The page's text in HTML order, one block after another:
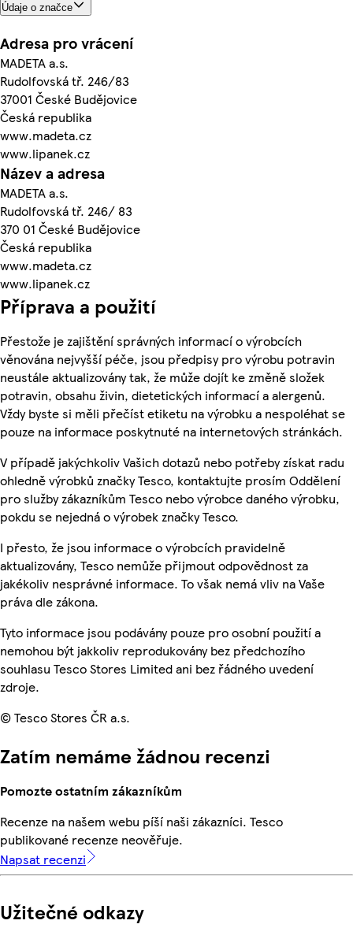
Údaje o značce
Adresa pro vrácení
MADETA a.s.
Rudolfovská tř. 246/83
37001 České Budějovice
Česká republika
www.madeta.cz
www.lipanek.cz
Název a adresa
MADETA a.s.
Rudolfovská tř. 246/ 83
370 01 České Budějovice
Česká republika
www.madeta.cz
www.lipanek.cz
Příprava a použití
Přestože je zajištění správných informací o výrobcích
věnována nejvyšší péče, jsou předpisy pro výrobu potravin
neustále aktualizovány tak, že může dojít ke změně složek
potravin, obsahu živin, dietetických informací a alergenů.
Vždy byste si měli přečíst etiketu na výrobku a nespoléhat se
pouze na informace poskytnuté na internetových stránkách.
V případě jakýchkoliv Vašich dotazů nebo potřeby získat radu
ohledně výrobků značky Tesco, kontaktujte prosím Oddělení
pro služby zákazníkům Tesco nebo výrobce daného výrobku,
pokdu se nejedná o výrobek značky Tesco.
I přesto, že jsou informace o výrobcích pravidelně
aktualizovány, Tesco nemůže přijmout odpovědnost za
jakékoliv nesprávné informace. To však nemá vliv na Vaše
práva dle zákona.
Tyto informace jsou podávány pouze pro osobní použití a
nemohou být jakkoliv reprodukovány bez předchozího
souhlasu Tesco Stores Limited ani bez řádného uvedení
zdroje.
© Tesco Stores ČR a.s.
Zatím nemáme žádnou recenzi
Pomozte ostatním zákazníkům
Recenze na našem webu píší naši zákazníci. Tesco
publikované recenze neověřuje.
Napsat recenzi
Užitečné odkazy